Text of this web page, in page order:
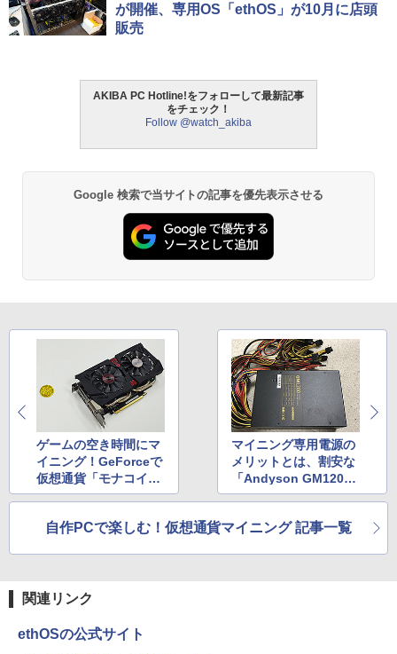
が開催、専用OS「ethOS」が10月に店頭
販売
AKIBA PC Hotline!をフォローして最新記事
をチェック！
Follow @watch_akiba
Google 検索で当サイトの記事を優先表示させる
ゲームの空き時間にマ
イニング！GeForceで
仮想通貨「モナコイ
ン」を掘ってみた
マイニング専用電源の
メリットとは、割安な
「Andyson GM120
0」の特徴を紹介
自作PCで楽しむ！仮想通貨マイニング 記事一覧
関連リンク
ethOSの公式サイト